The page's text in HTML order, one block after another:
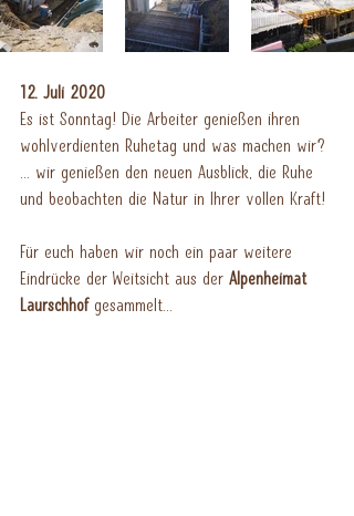
12. Juli 2020
Es ist Sonntag! Die Arbeiter genießen ihren
wohlverdienten Ruhetag und was machen wir?
... wir genießen den neuen Ausblick, die Ruhe
und beobachten die Natur in Ihrer vollen Kraft!
Für euch haben wir noch ein paar weitere
Eindrücke der Weitsicht aus der Alpenheimat
Laurschhof gesammelt...